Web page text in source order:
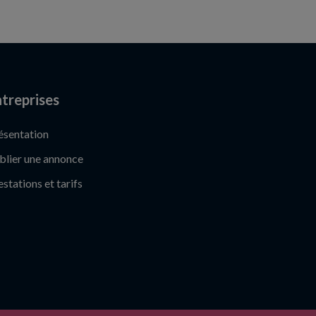
une annonce
et tarifs